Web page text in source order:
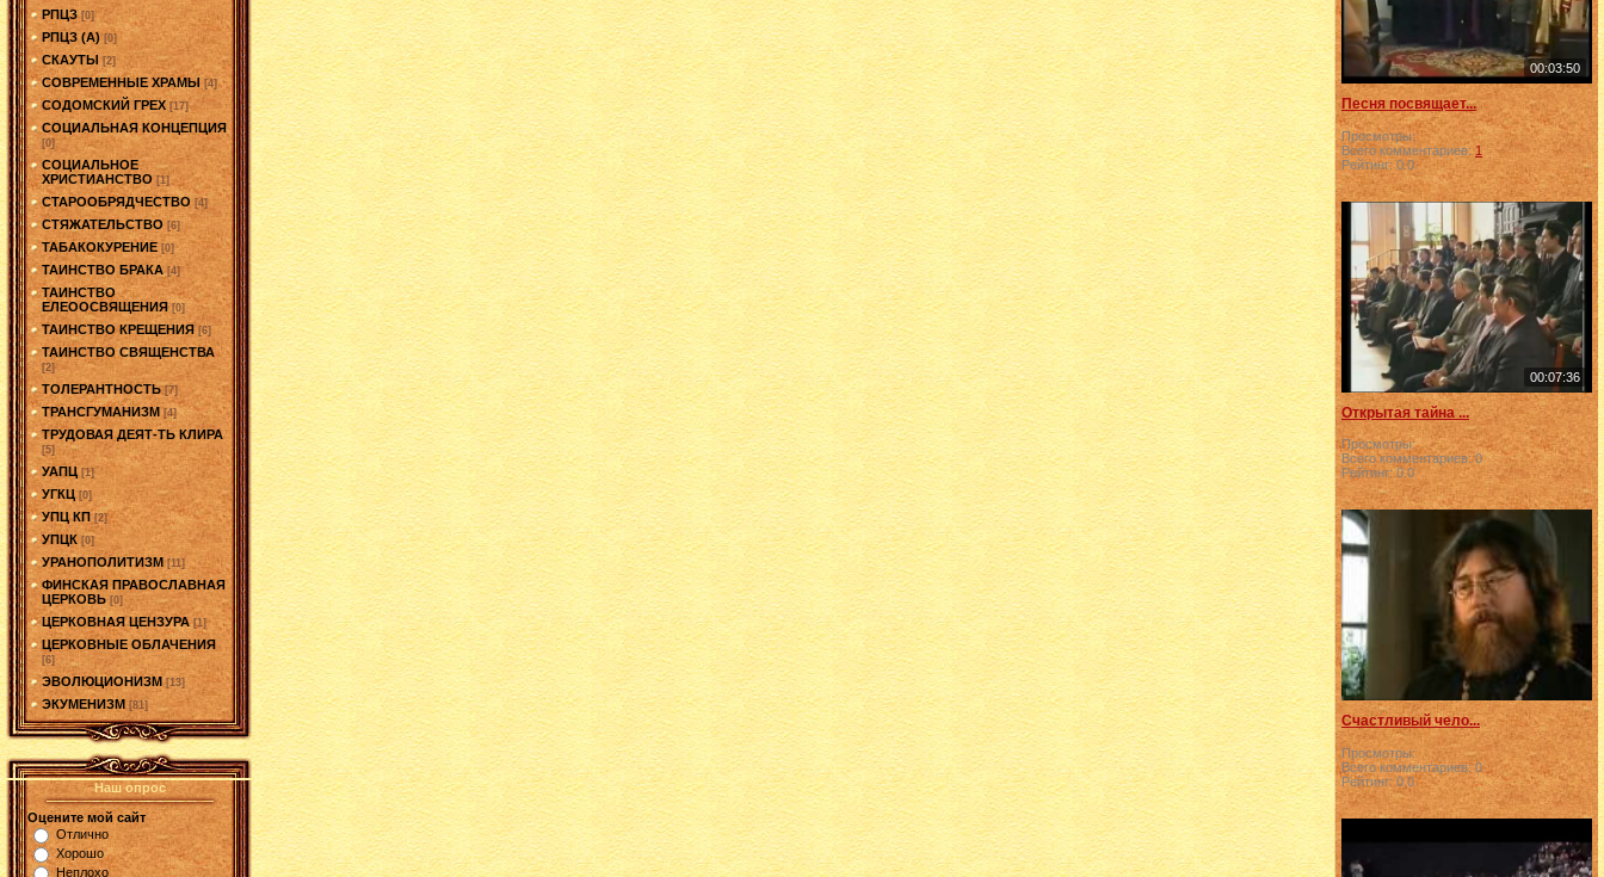
РПЦЗ [0]
РПЦЗ (А) [0]
СКАУТЫ [2]
СОВРЕМЕННЫЕ ХРАМЫ [4]
СОДОМСКИЙ ГРЕХ [17]
СОЦИАЛЬНАЯ КОНЦЕПЦИЯ
[0]
СОЦИАЛЬНОЕ
ХРИСТИАНСТВО [1]
СТАРООБРЯДЧЕСТВО [4]
СТЯЖАТЕЛЬСТВО [6]
ТАБАКОКУРЕНИЕ [0]
ТАИНСТВО БРАКА [4]
ТАИНСТВО
ЕЛЕООСВЯЩЕНИЯ [0]
ТАИНСТВО КРЕЩЕНИЯ [6]
ТАИНСТВО СВЯЩЕНСТВА
[2]
ТОЛЕРАНТНОСТЬ [7]
ТРАНСГУМАНИЗМ [4]
ТРУДОВАЯ ДЕЯТ-ТЬ КЛИРА
[5]
УАПЦ [1]
УГКЦ [0]
УПЦ КП [2]
УПЦК [0]
УРАНОПОЛИТИЗМ [11]
ФИНСКАЯ ПРАВОСЛАВНАЯ
ЦЕРКОВЬ [0]
ЦЕРКОВНАЯ ЦЕНЗУРА [1]
ЦЕРКОВНЫЕ ОБЛАЧЕНИЯ
[6]
ЭВОЛЮЦИОНИЗМ [13]
ЭКУМЕНИЗМ [81]
Наш опрос
Оцените мой сайт
Отлично
Хорошо
Неплохо
00:03:50
Песня посвящает...
Просмотры:
Всего комментариев:1
Рейтинг: 0.0
00:07:36
Открытая тайна ...
Просмотры:
Всего комментариев:0
Рейтинг:0.0
Счастливый чело...
Просмотры:
Всего комментариев:0
Рейтинг: 0.0